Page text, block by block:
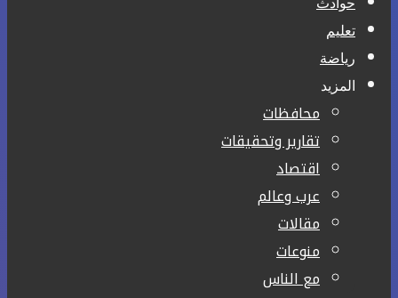
حوادث
تعليم
رياضة
المزيد
محافظات
تقارير وتحقيقات
اقتصاد
عرب وعالم
مقالات
منوعات
مع الناس